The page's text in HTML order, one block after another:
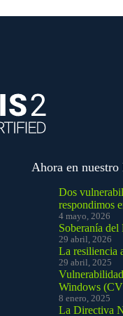
Ahora en nuestro
Dos
respondimos
4 mayo, 2026
Soberanía
29 abril, 2026
La resiliencia
29 abril, 2025
Windows
8 enero, 2025
La Directiva